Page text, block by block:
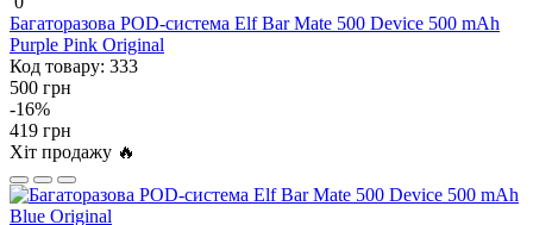
Багаторазова POD-система Elf Bar Mate 500 Device 500 mAh
Purple Pink Original
Код товару: 333
500 грн
-16%
419 грн
Хіт продажу 🔥